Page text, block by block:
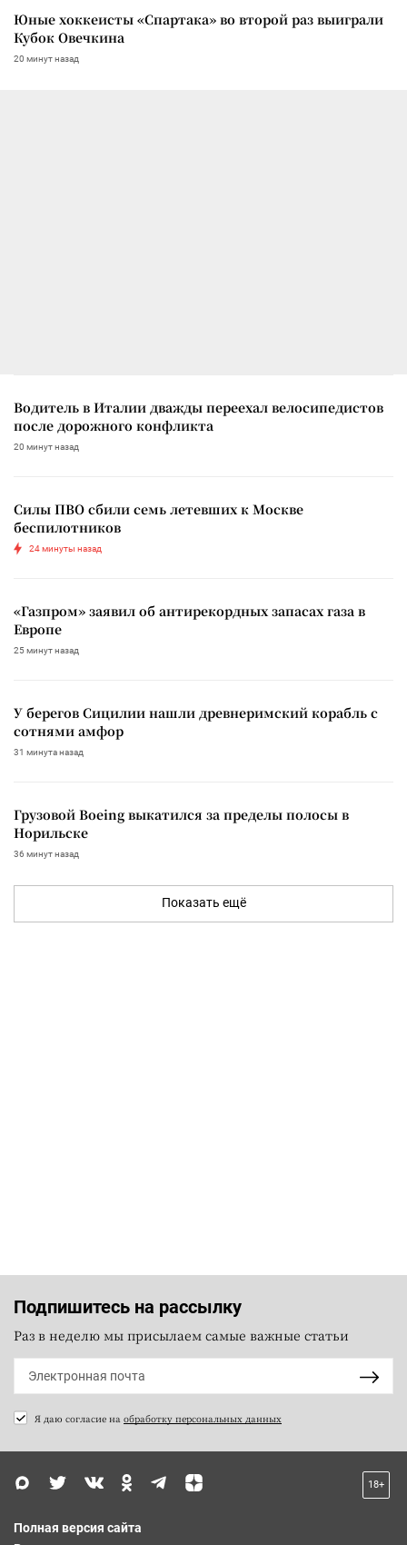
Юные хоккеисты «Спартака» во второй раз выиграли
Кубок Овечкина
20 минут назад
Водитель в Италии дважды переехал велосипедистов
после дорожного конфликта
20 минут назад
Силы ПВО сбили семь летевших к Москве
беспилотников
24 минуты назад
«Газпром» заявил об антирекордных запасах газа в
Европе
25 минут назад
У берегов Сицилии нашли древнеримский корабль с
сотнями амфор
31 минута назад
Грузовой Boeing выкатился за пределы полосы в
Норильске
36 минут назад
Показать ещё
Подпишитесь на рассылку
Раз в неделю мы присылаем самые важные статьи
Я даю согласие на обработку персональных данных
18+
Полная версия сайта